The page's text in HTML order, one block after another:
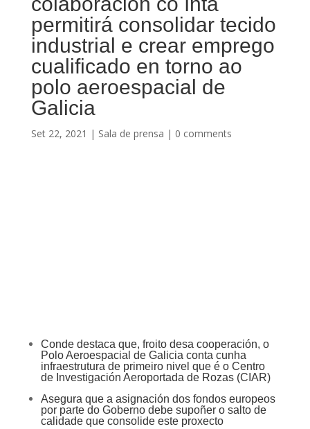
permitirá consolidar tecido
industrial e crear emprego
cualificado en torno ao
polo aeroespacial de
Galicia
Set 22, 2021 | Sala de prensa | 0 comments
Conde destaca que, froito desa cooperación, o
Polo Aeroespacial de Galicia conta cunha
infraestrutura de primeiro nivel que é o Centro
de Investigación Aeroportada de Rozas (CIAR)
Asegura que a asignación dos fondos europeos
por parte do Goberno debe supoñer o salto de
calidade que consolide este proxecto